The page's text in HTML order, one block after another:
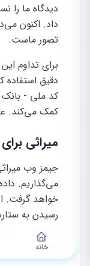
دیدگاه ما را
داد. اکنون
تصور ماست.
برای تداوم
دقیق استفاده
کد ملی - بانک
کمک می‌کند.
میراثی
جیمز وب
می‌گذاریم.
خواهد گرفت.
رسیدن به
شفافیت در
است.
خانه